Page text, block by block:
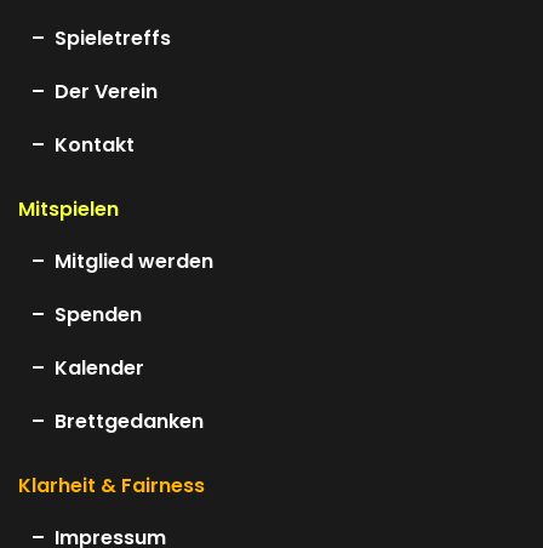
Spieletreffs
Der Verein
Kontakt
Mitspielen
Mitglied werden
Spenden
Kalender
Brettgedanken
Klarheit & Fairness
Impressum